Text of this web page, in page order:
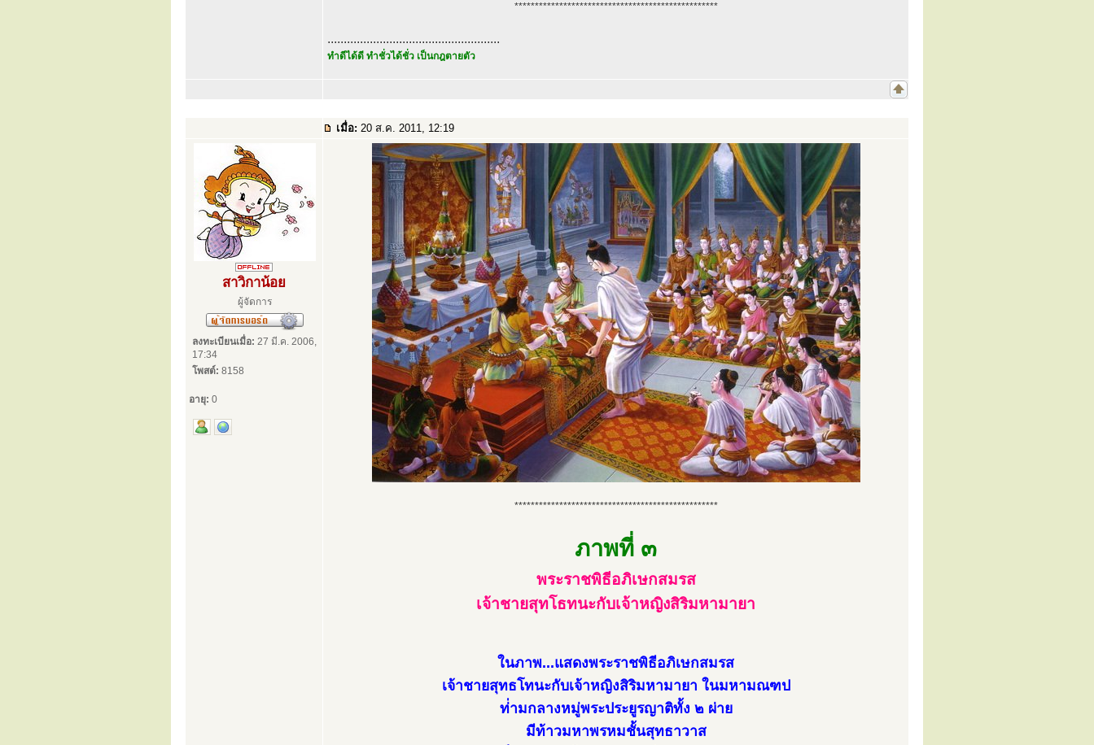
**************************************************
.....................................................
ทำดีได้ดี ทำชั่วได้ชั่ว เป็นกฎตายตัว
เมื่อ: 20 ส.ค. 2011, 12:19
สาวิกาน้อย
ผู้จัดการ
ลงทะเบียนเมื่อ: 27 มี.ค. 2006,
17:34
โพสต์: 8158
อายุ: 0
**************************************************
ภาพที่ ๓
พระราชพิธีอภิเษกสมรส
เจ้าชายสุทโธทนะกับเจ้าหญิงสิริมหามายา
ในภาพ...แสดงพระราชพิธีอภิเษกสมรส
เจ้าชายสุทธโทนะกับเจ้าหญิงสิริมหามายา ในมหามณฑป
ท่่ามกลางหมู่พระประยูรญาติทั้ง ๒ ผ่าย
มีท้าวมหาพรหมชั้นสุทธาวาส